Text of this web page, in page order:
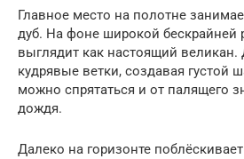
Главное место на полотне
дуб. На фоне широкой бескрайней
выглядит как настоящий великан.
кудрявые ветки, создавая густой
можно спрятаться и от палящего
дождя.
Далеко на горизонте